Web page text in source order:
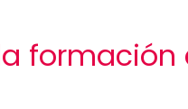
formación